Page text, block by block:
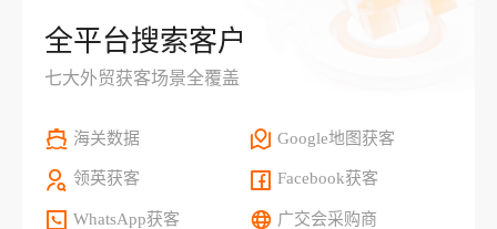
全平台搜索客户
七大外贸获客场景全覆盖
海关数据 Google地图获客
领英获客 Facebook获客
WhatsApp获客 广交会采购商